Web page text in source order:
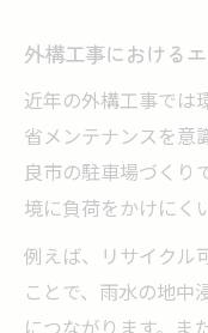
外構工事における
近年の外構工事では
省メンテナンスを意
良市の駐車場づくり
境に負荷をかけにく
例えば、リサイクル
ことで、雨水の地中
につながります。ま